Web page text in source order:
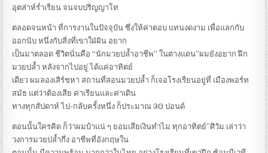
อุตส่าห์ร่ำเรียน จนจบปริญญาโท
ตลอดจนหน้า ที่การงานในปัจจุบัน ซึ่งให้ค่าตอบ แทนงดงาม เพื่อแลกกับ
ออกนับ หนึ่งกับสิ่งที่เขาใฝ่ฝัน อยาก
เป็นมาตลอด ชีวิตนั่นคือ “นักมวยปล้ำอาชีพ” ในต่างแดน”ผมยังอยาก ฝึก
มวยปล้ำ หลังจากไปอยู่ ได้แค่อาทิตย์
เดียว ผมลองเสิร์ชหา สถานที่สอนมวยปล้ำ ก็เจอโรงเรียนอยู่ที่ เมืองพอร์ท
สมัธ แต่ว่าต้องเสีย ค่าเรียนและค่าเดิน
ทางทุกสัปดาห์ ไป-กลับครั้งหนึ่ง ก็ประมาณ 30 ปอนด์
ตอนนั้นใครคิด ก็ว่าผมบ้าแน่ ๆ ยอมเสียเงินทำไม ทุกอาทิตย์”ศิวัม เล่าว่า
วงการมวยปล้ำกึ่ง อาชีพที่อังกฤษใน